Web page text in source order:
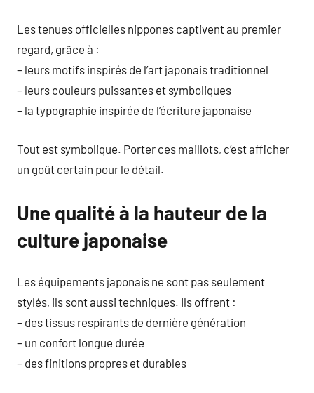
Les tenues officielles nippones captivent au premier
regard, grâce à :
– leurs motifs inspirés de l’art japonais traditionnel
– leurs couleurs puissantes et symboliques
– la typographie inspirée de l’écriture japonaise
Tout est symbolique. Porter ces maillots, c’est afficher
un goût certain pour le détail.
Une qualité à la hauteur de la
culture japonaise
Les équipements japonais ne sont pas seulement
stylés, ils sont aussi techniques. Ils offrent :
– des tissus respirants de dernière génération
– un confort longue durée
– des finitions propres et durables